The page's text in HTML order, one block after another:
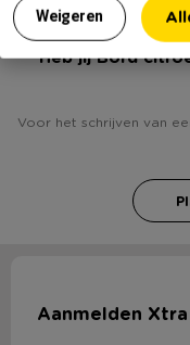
Weigeren
Heb jij Bord
Voor het schrijven van
Aanmelden